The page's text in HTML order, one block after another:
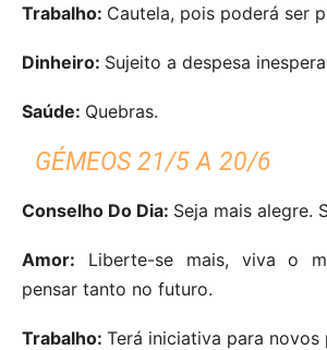
Trabalho: Cautela, pois poderá ser
Dinheiro: Sujeito a despesa
Saúde: Quebras.
GÉMEOS 21/5 A 20/6
Conselho Do Dia: Seja mais alegre.
Amor: Liberte-se mais, viva o
pensar tanto no futuro.
Trabalho: Terá iniciativa para novos